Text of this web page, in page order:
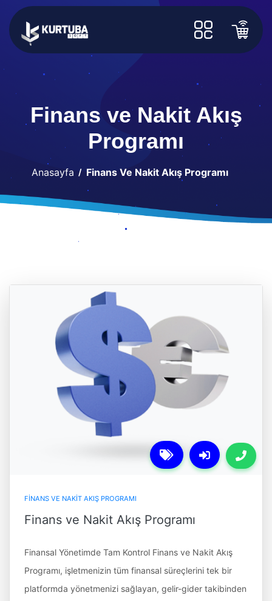
Finans ve Nakit Akış
Programı
Anasayfa Finans Ve Nakit Akış Programı
FINANS VE NAKIT AKIŞ PROGRAMI
Finans ve Nakit Akış Programı
Finansal Yönetimde Tam Kontrol Finans ve Nakit Akış
Programı, işletmenizin tüm finansal süreçlerini tek bir
platformda yönetmenizi sağlayan, gelir-gider takibinden